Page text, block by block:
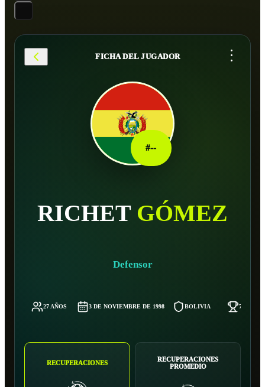
FICHA DEL JUGADOR ...
#--
RICHET GÓMEZ
Defensor
27 AÑOS 3 DE NOVIEMBRE DE 1998 BOLIVIA 74 KG
RECUPERACIONES
RECUPERACIONES
PROMEDIO